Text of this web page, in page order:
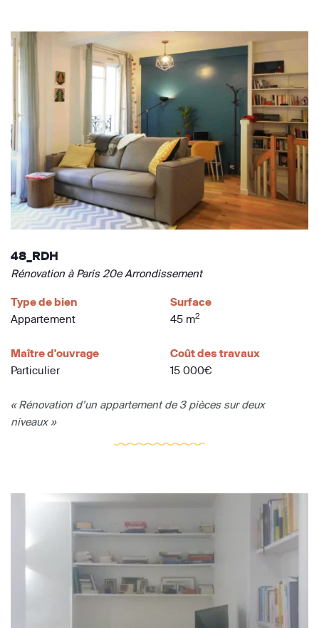
48_RDH
Rénovation à Paris 20e Arrondissement
Type de bien
Appartement
Surface
45 m2
Maître d'ouvrage
Particulier
Coût des travaux
15 000€
« Rénovation d’un appartement de 3 pièces sur deux
niveaux »